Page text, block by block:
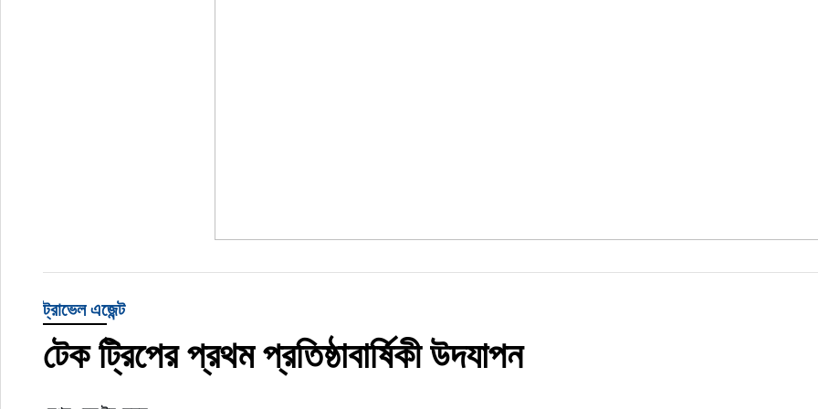
ট্রাভেল এজেন্ট
টেক ট্রিপের প্রথম প্রতিষ্ঠাবার্ষিকী উদযাপন